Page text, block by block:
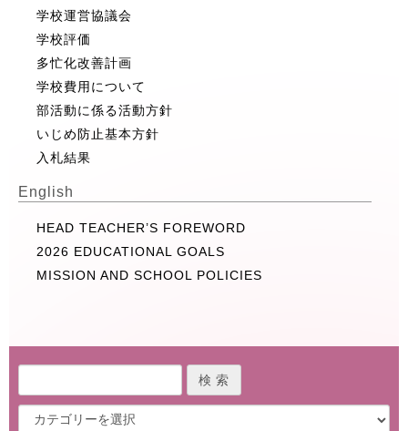
学校運営協議会
学校評価
多忙化改善計画
学校費用について
部活動に係る活動方針
いじめ防止基本方針
入札結果
English
HEAD TEACHER’S FOREWORD
2026 EDUCATIONAL GOALS
MISSION AND SCHOOL POLICIES